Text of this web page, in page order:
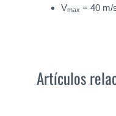
Vmax = 40 m/
Artículos